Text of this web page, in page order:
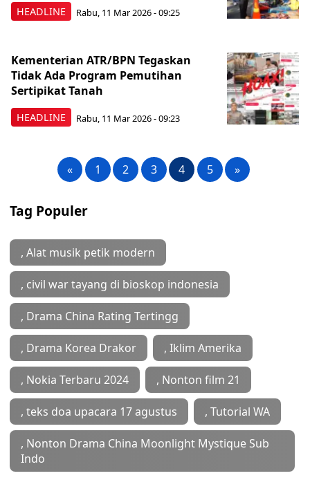
HEADLINE Rabu, 11 Mar 2026 - 09:25
HEADLINE
Kementerian ATR/BPN Tegaskan
Tidak Ada Program Pemutihan
Sertipikat Tanah
Rabu, 11 Mar 2026 - 09:23
« 1 2 3 4 5 »
Tag Populer
, Alat musik petik modern
, civil war tayang di bioskop indonesia
, Drama China Rating Tertingg
, Drama Korea Drakor , Iklim Amerika
, Nokia Terbaru 2024 , Nonton film 21
, teks doa upacara 17 agustus , Tutorial WA
, ‎Nonton Drama China Moonlight Mystique Sub
Indo